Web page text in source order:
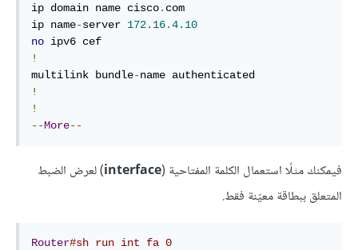
ip domain name cisco. com
ip name-server 172.16.4.10
no
!
multilink bundle-
!
!
--More--
فيمكنك مثلًا استعمال الكلمة المفتاحية ‏(interface) لعرض الضبط
المتعلق ببطاقة معيّنة فقط.
Router#sh run int fa 0